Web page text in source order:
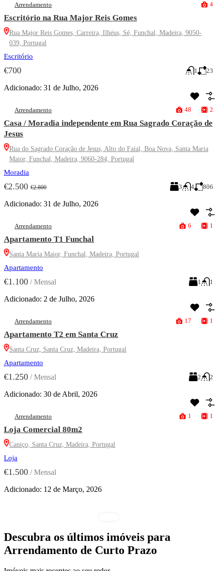
Arrendamento 4
Escritório na Rua Major Reis Gomes
Rua Major Reis Gomes, Carreira, Ilhéus, Sé, Funchal, Madeira, 9050-
039, Portugal
Escritório
€700 1 23
Adicionado: 31 de Julho, 2026
Arrendamento 48 2
Casa / Moradia independente em Rua Sagrado Coração de
Jesus
Rua do Sagrado Coração de Jesus, Alto do Faial, Boa Nova, Santa Maria
Maior, Funchal, Madeira, 9060-284, Portugal
Moradia
€2.500 €2.800 3 4 806
Adicionado: 31 de Julho, 2026
Arrendamento 6 1
Apartamento T1 Funchal
Santa Maria Maior, Funchal, Madeira, Portugal
Apartamento
€1.100 / Mensal 1 1
Adicionado: 2 de Julho, 2026
Arrendamento 17 1
Apartamento T2 em Santa Cruz
Santa Cruz, Santa Cruz, Madeira, Portugal
Apartamento
€1.250 / Mensal 2 2
Adicionado: 30 de Abril, 2026
Arrendamento 1 1
Loja Comercial 80m2
Caniço, Santa Cruz, Madeira, Portugal
Loja
€1.500 / Mensal
Adicionado: 12 de Março, 2026
Descubra os últimos imóveis para
Arrendamento de Curto Prazo